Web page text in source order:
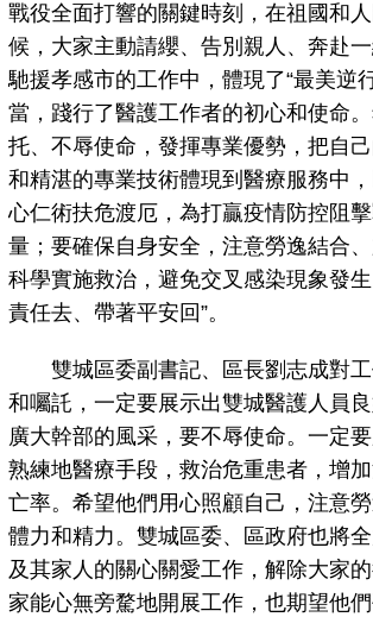
戰役全面打響的關鍵時刻，在祖國和
候，大家主動請纓、告別親人、奔赴
馳援孝感市的工作中，體現了“最美逆
當，踐行了醫護工作者的初心和使命
托、不辱使命，發揮專業優勢，把自
和精湛的專業技術體現到醫療服務中
心仁術扶危渡厄，為打贏疫情防控阻
量；要確保自身安全，注意勞逸結合
科學實施救治，避免交叉感染現象發
責任去、帶著平安回”。
雙城區委副書記、區長劉志成對工
和囑託，一定要展示出雙城醫護人員
廣大幹部的風采，要不辱使命。一定
熟練地醫療手段，救治危重患者，增
亡率。希望他們用心照顧自己，注意
體力和精力。雙城區委、區政府也將
及其家人的關心關愛工作，解除大家
家能心無旁騖地開展工作，也期望他